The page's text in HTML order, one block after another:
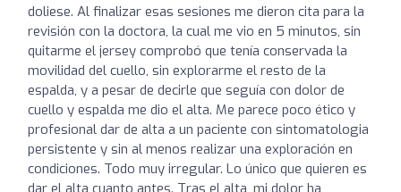
doliese. Al finalizar esas sesiones me dieron cita para la
revisión con la doctora, la cual me vio en 5 minutos, sin
quitarme el jersey comprobó que tenía conservada la
movilidad del cuello, sin explorarme el resto de la
espalda, y a pesar de decirle que seguía con dolor de
cuello y espalda me dio el alta. Me parece poco ético y
profesional dar de alta a un paciente con sintomatologia
persistente y sin al menos realizar una exploración en
condiciones. Todo muy irregular. Lo único que quieren es
dar el alta cuanto antes. Tras el alta, mi dolor ha